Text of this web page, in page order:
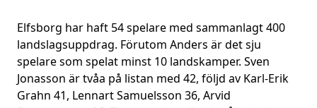
Elfsborg har haft 54 spelare med sammanlagt 400
landslagsuppdrag. Förutom Anders är det sju
spelare som spelat minst 10 landskamper. Sven
Jonasson är tvåa på listan med 42, följd av Karl-Erik
Grahn 41, Lennart Samuelsson 36, Arvid